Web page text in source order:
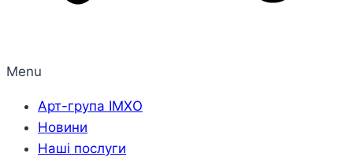
Menu
Арт-група ІМХО
Новини
Наші послуги